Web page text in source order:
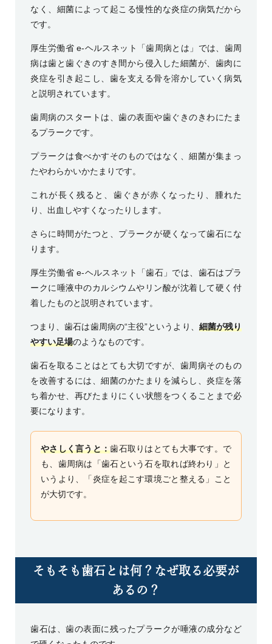
なく、細菌によって起こる慢性的な炎症の病気だから
です。
厚生労働省 e-ヘルスネット「歯周病とは」 では、歯周
病は歯と歯ぐきのすき間から侵入した細菌が、歯肉に
炎症を引き起こし、歯を支える骨を溶かしていく病気
と説明されています。
歯周病のスタートは、歯の表面や歯ぐきのきわにたま
るプラークです。
プラークは食べかすそのものではなく、細菌が集まっ
たやわらかいかたまりです。
これが長く残ると、歯ぐきが赤くなったり、腫れた
り、出血しやすくなったりします。
さらに時間がたつと、プラークが硬くなって歯石にな
ります。
厚生労働省 e-ヘルスネット「歯石」 では、歯石はプラ
ークに唾液中のカルシウムやリン酸が沈着して硬く付
着したものと説明されています。
つまり、歯石は歯周病の“主役”というより、 細菌が残り
やすい足場のようなものです。
歯石を取ることはとても大切ですが、歯周病そのもの
を改善するには、細菌のかたまりを減らし、炎症を落
ち着かせ、再びたまりにくい状態をつくることまで必
要になります。
やさしく言うと：歯石取りはとても大事です。で
も、歯周病は「歯石という石を取れば終わり」と
いうより、「炎症を起こす環境ごと整える」こと
が大切です。
そもそも歯石とは何？なぜ取る必要が
あるの？
歯石は、歯の表面に残ったプラークが唾液の成分など